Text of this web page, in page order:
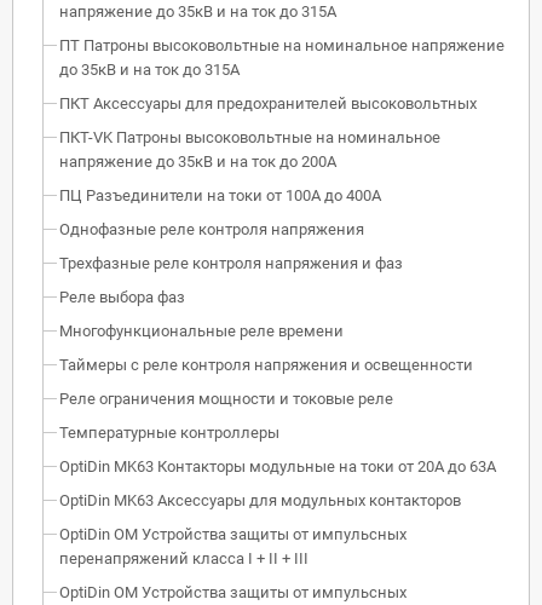
напряжение до 35кВ и на ток до 315А
ПТ Патроны высоковольтные на номинальное напряжение
до 35кВ и на ток до 315А
ПКТ Аксессуары для предохранителей высоковольтных
ПКТ-VK Патроны высоковольтные на номинальное
напряжение до 35кВ и на ток до 200А
ПЦ Разъединители на токи от 100А до 400А
Однофазные реле контроля напряжения
Трехфазные реле контроля напряжения и фаз
Реле выбора фаз
Многофункциональные реле времени
Таймеры с реле контроля напряжения и освещенности
Реле ограничения мощности и токовые реле
Температурные контроллеры
OptiDin MK63 Контакторы модульные на токи от 20А до 63А
OptiDin MK63 Аксессуары для модульных контакторов
OptiDin OM Устройства защиты от импульсных
перенапряжений класса I + II + III
OptiDin OM Устройства защиты от импульсных